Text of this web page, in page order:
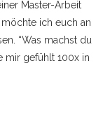
Master-Arbeit
ich euch an
“Was machst du
mir gefühlt 100x in